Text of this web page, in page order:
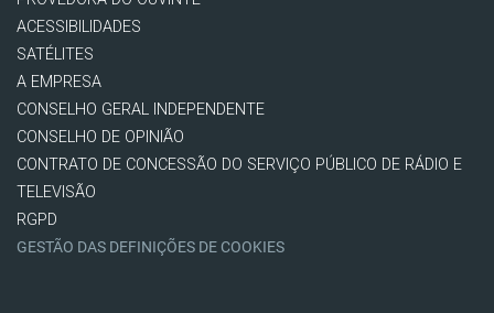
ACESSIBILIDADES
SATÉLITES
A EMPRESA
CONSELHO GERAL INDEPENDENTE
CONSELHO DE OPINIÃO
CONTRATO DE CONCESSÃO DO SERVIÇO PÚBLICO DE RÁDIO E
TELEVISÃO
RGPD
GESTÃO DAS DEFINIÇÕES DE COOKIES